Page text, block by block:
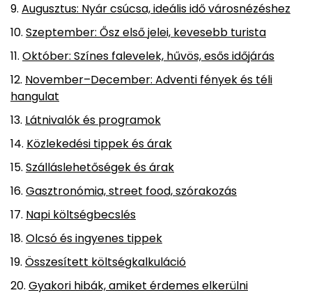
Augusztus: Nyár csúcsa, ideális idő városnézéshez
Szeptember: Ősz első jelei, kevesebb turista
Október: Színes falevelek, hűvös, esős időjárás
November–December: Adventi fények és téli
hangulat
Látnivalók és programok
Közlekedési tippek és árak
Szálláslehetőségek és árak
Gasztronómia, street food, szórakozás
Napi költségbecslés
Olcsó és ingyenes tippek
Összesített költségkalkuláció
Gyakori hibák, amiket érdemes elkerülni